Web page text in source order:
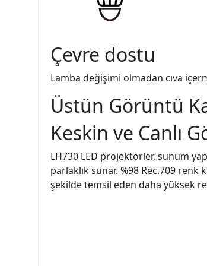
Çevre dostu
Lamba değişimi olmadan cıva
Üstün Görüntü
Keskin ve Canlı
LH730 LED projektörler, sunum
parlaklık sunar. %98 Rec.709
şekilde temsil eden daha yüksek